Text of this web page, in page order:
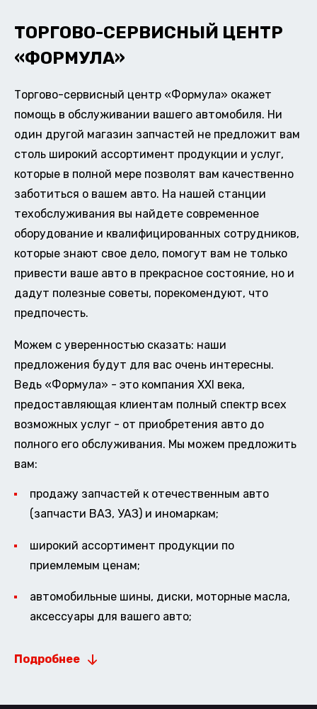
ТОРГОВО-СЕРВИСНЫЙ ЦЕНТР
«ФОРМУЛА»
Торгово-сервисный центр «Формула» окажет
помощь в обслуживании вашего автомобиля. Ни
один другой магазин запчастей не предложит вам
столь широкий ассортимент продукции и услуг,
которые в полной мере позволят вам качественно
заботиться о вашем авто. На нашей станции
техобслуживания вы найдете современное
оборудование и квалифицированных сотрудников,
которые знают свое дело, помогут вам не только
привести ваше авто в прекрасное состояние, но и
дадут полезные советы, порекомендуют, что
предпочесть.
Можем с уверенностью сказать: наши
предложения будут для вас очень интересны.
Ведь «Формула» - это компания XXI века,
предоставляющая клиентам полный спектр всех
возможных услуг - от приобретения авто до
полного его обслуживания. Мы можем предложить
вам:
продажу запчастей к отечественным авто
(запчасти ВАЗ, УАЗ) и иномаркам;
широкий ассортимент продукции по
приемлемым ценам;
автомобильные шины, диски, моторные масла,
аксессуары для вашего авто;
Подробнее